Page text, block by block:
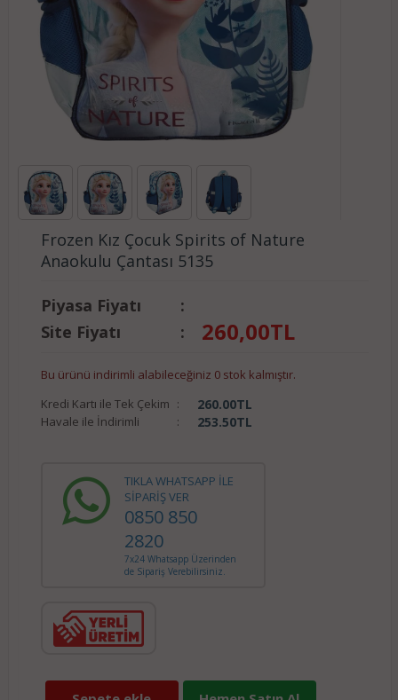
Frozen Kız Çocuk Spirits of Nature
Anaokulu Çantası 5135
Piyasa Fiyatı
:
Site Fiyatı
: 260,00TL
Bu ürünü indirimli alabileceğiniz 0 stok kalmıştır.
Kredi Kartı ile Tek Çekim : 260.00TL
Havale ile İndirimli : 253.50TL
TIKLA WHATSAPP İLE
SİPARİŞ VER
0850 850
2820
7x24 Whatsapp Üzerinden
de Sipariş Verebilirsiniz.